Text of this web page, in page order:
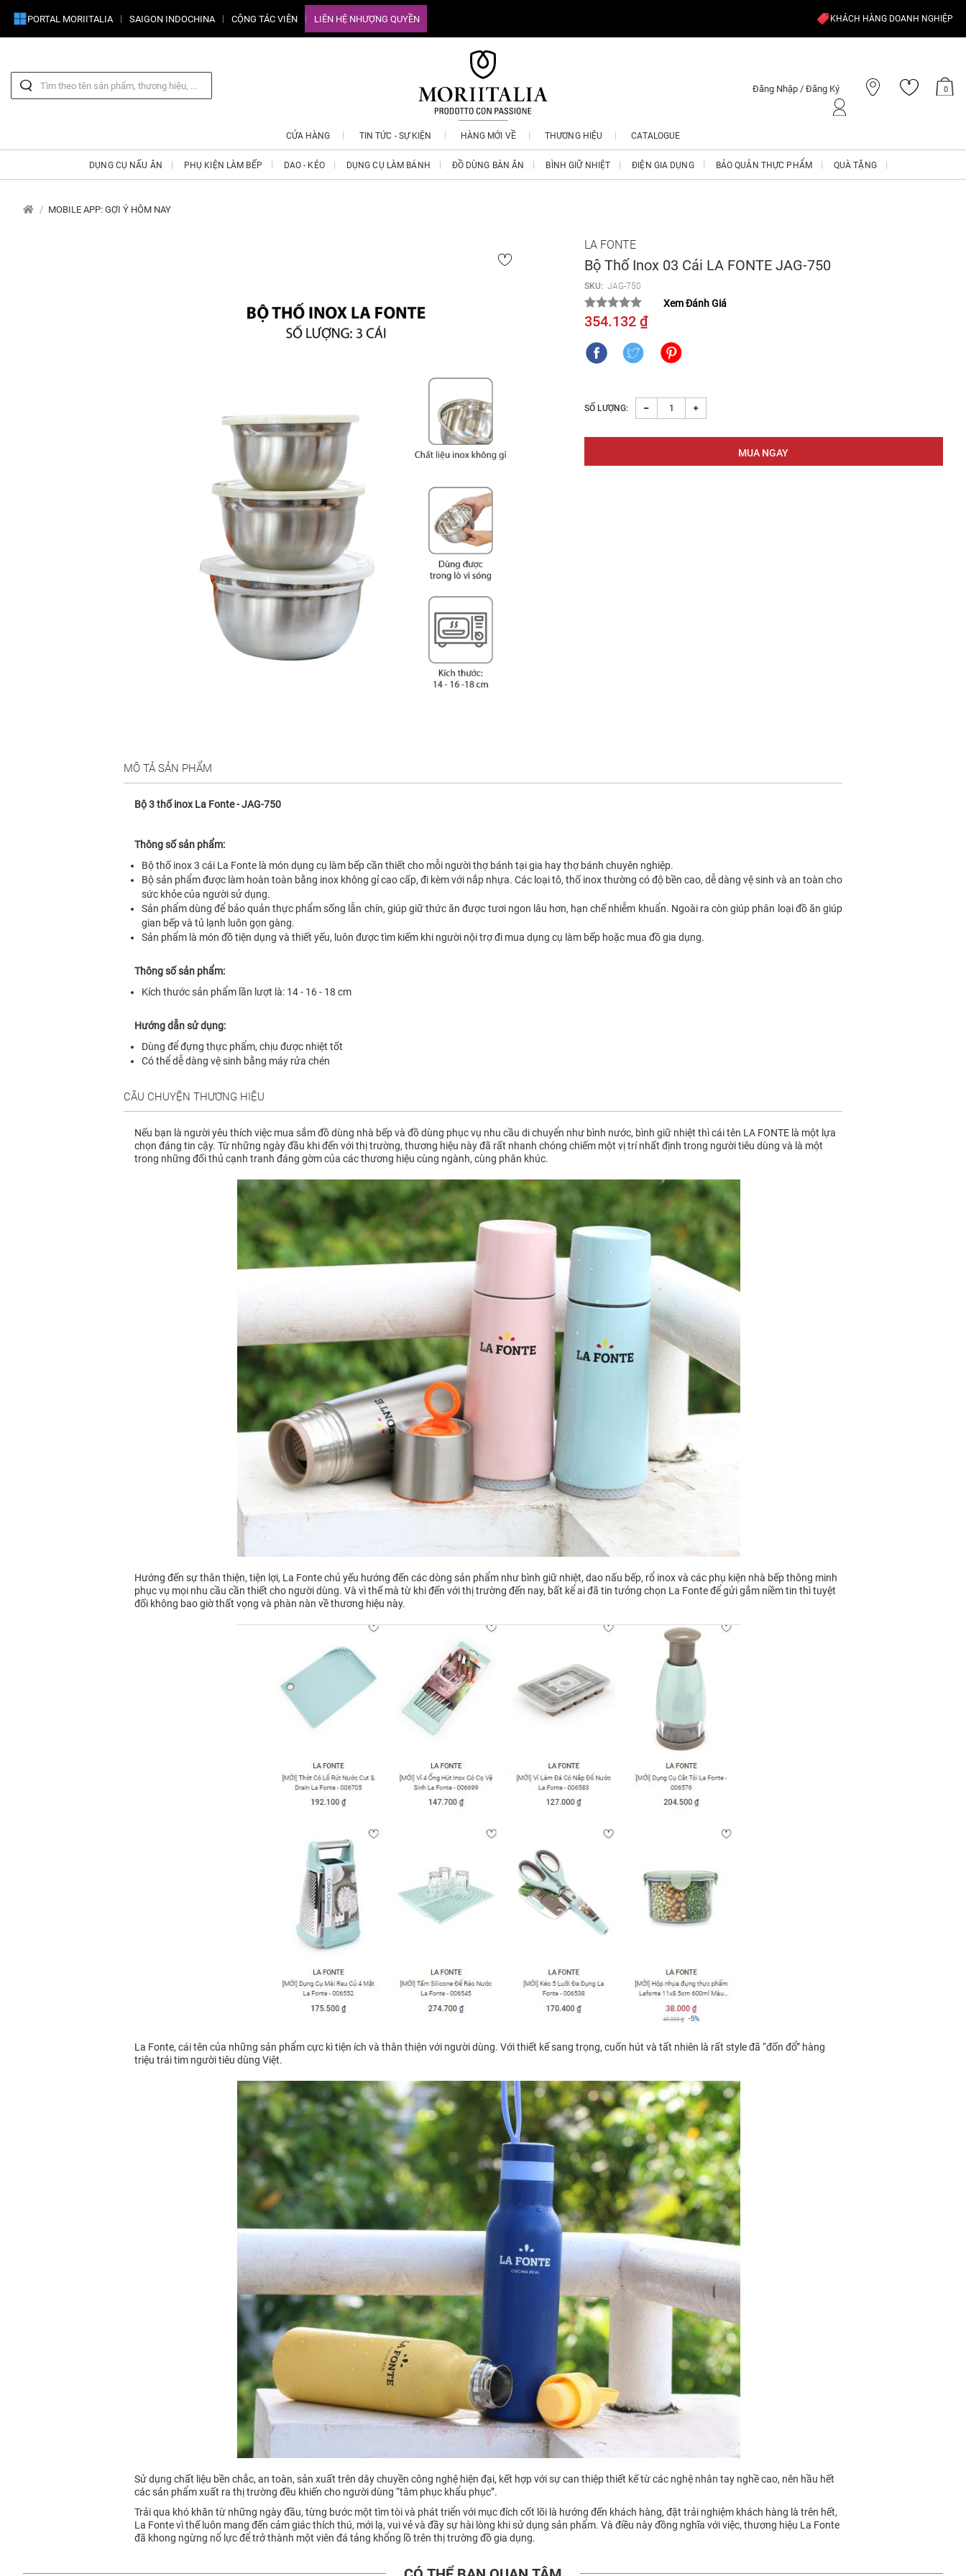
PORTAL MORIITALIA SAIGON INDOCHINA CỘNG TÁC VIÊN LIÊN HỆ NHƯỢNG QUYỀN KHÁCH HÀNG DOANH NGHIỆP
Đăng Nhập / Đăng Ký 0
CỬA HÀNG TIN TỨC - SỰ KIỆN HÀNG MỚI VỀ THƯƠNG HIỆU CATALOGUE
DỤNG CỤ NẤU ĂN PHỤ KIỆN LÀM BẾP DAO - KÉO DỤNG CỤ LÀM BÁNH ĐỒ DÙNG BÀN ĂN BÌNH GIỮ NHIỆT ĐIỆN GIA DỤNG BẢO QUẢN THỰC PHẨM QUÀ TẶNG
MOBILE APP: GỢI Ý HÔM NAY
LA FONTE
Bộ Thố Inox 03 Cái LA FONTE JAG-750
SKU: JAG-750
Xem Đánh Giá
354.132 ₫
SỐ LƯỢNG:
MÔ TẢ SẢN PHẨM
Bộ 3 thố inox La Fonte - JAG-750
Thông số sản phẩm:
Bộ thố inox 3 cái La Fonte là món dụng cụ làm bếp cần thiết cho mỗi người thợ bánh tại gia hay thợ bánh chuyên nghiệp.
Bộ sản phẩm được làm hoàn toàn bằng inox không gỉ cao cấp, đi kèm với nắp nhựa. Các loại tô, thố inox thường có độ bền cao, dễ dàng vệ sinh và an toàn cho
sức khỏe của người sử dụng.
Sản phẩm dùng để bảo quản thực phẩm sống lẫn chín, giúp giữ thức ăn được tươi ngon lâu hơn, hạn chế nhiễm khuẩn. Ngoài ra còn giúp phân loại đồ ăn giúp
gian bếp và tủ lạnh luôn gọn gàng.
Sản phẩm là món đồ tiện dụng và thiết yếu, luôn được tìm kiếm khi người nội trợ đi mua dụng cụ làm bếp hoặc mua đồ gia dụng.
Thông số sản phẩm:
Kích thước sản phẩm lần lượt là: 14 - 16 - 18 cm
Hướng dẫn sử dụng:
Dùng để đựng thực phẩm, chịu được nhiệt tốt
Có thể dễ dàng vệ sinh bằng máy rửa chén
CÂU CHUYỆN THƯƠNG HIỆU
Nếu bạn là người yêu thích việc mua sắm đồ dùng nhà bếp và đồ dùng phục vụ nhu cầu di chuyển như bình nước, bình giữ nhiệt thì cái tên LA FONTE là một lựa
chọn đáng tin cậy. Từ những ngày đầu khi đến với thị trường, thương hiệu này đã rất nhanh chóng chiếm một vị trí nhất định trong người tiêu dùng và là một
trong những đối thủ cạnh tranh đáng gờm của các thương hiệu cùng ngành, cùng phân khúc.
Hướng đến sự thân thiện, tiện lợi, La Fonte chủ yếu hướng đến các dòng sản phẩm như bình giữ nhiệt, dao nấu bếp, rổ inox và các phụ kiện nhà bếp thông minh
phục vụ mọi nhu cầu cần thiết cho người dùng. Và vì thế mà từ khi đến với thị trường đến nay, bất kể ai đã tin tưởng chọn La Fonte để gửi gắm niềm tin thì tuyệt
đối không bao giờ thất vọng và phàn nàn về thương hiệu này.
La Fonte, cái tên của những sản phẩm cực kì tiện ích và thân thiện với người dùng. Với thiết kế sang trọng, cuốn hút và tất nhiên là rất style đã “đốn đổ” hàng
triệu trái tim người tiêu dùng Việt.
Sử dụng chất liệu bền chắc, an toàn, sản xuất trên dây chuyền công nghệ hiện đại, kết hợp với sự can thiệp thiết kế từ các nghệ nhân tay nghề cao, nên hầu hết
các sản phẩm xuất ra thị trường đều khiến cho người dùng “tâm phục khẩu phục”.
Trải qua khó khăn từ những ngày đầu, từng bước một tìm tòi và phát triển với mục đích cốt lõi là hướng đến khách hàng, đặt trải nghiệm khách hàng là trên hết,
La Fonte vì thế luôn mang đến cảm giác thích thú, mới lạ, vui vẻ và đầy sự hài lòng khi sử dụng sản phẩm. Và điều này đồng nghĩa với việc, thương hiệu La Fonte
đã khong ngừng nổ lực để trở thành một viên đá tảng khổng lồ trên thị trường đồ gia dụng.